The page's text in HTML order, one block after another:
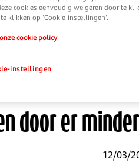
door er
12/03/
cookies eenvoudig weigeren door te
klikken op 'Cookie-instellingen'.
cookie policy
instellingen